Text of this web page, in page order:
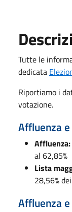
Tutte le
dedicata
Riportiamo i
votazione.
Affluenza
Affluenza:
al 62,85%
Lista
28,56%
Affluenza